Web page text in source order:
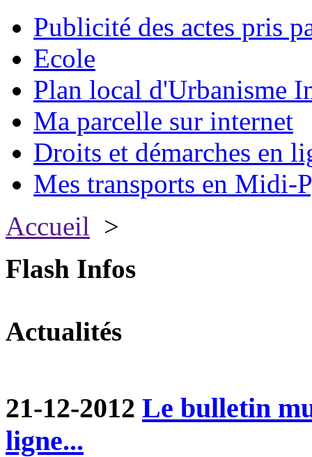
Publicité des actes pris
Ecole
Plan local d'Urbanisme
Ma parcelle sur internet
Droits et démarches en
Mes transports en Midi-
Accueil >
Flash Infos
Actualités
21-12-2012 Le bulletin
ligne...